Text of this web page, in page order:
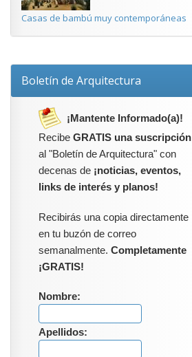
Casas de bambú muy contemporáneas
Boletín de Arquitectura
¡Mantente Informado(a)!
Recibe GRATIS una suscripción
al "Boletín de Arquitectura" con
decenas de ¡noticias, eventos,
links de interés y planos!
Recibirás una copia directamente
en tu buzón de correo
semanalmente. Completamente
¡GRATIS!
Nombre:
Apellidos: